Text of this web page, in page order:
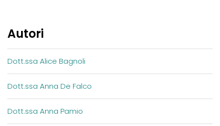
Autori
Dott.ssa Alice Bagnoli
Dott.ssa Anna De Falco
Dott.ssa Anna Pamio